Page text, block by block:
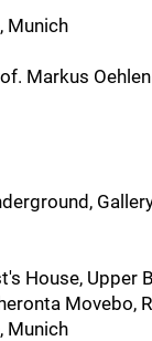
Munich
Markus Oehlen
House, Upper
Movebo,
Munich